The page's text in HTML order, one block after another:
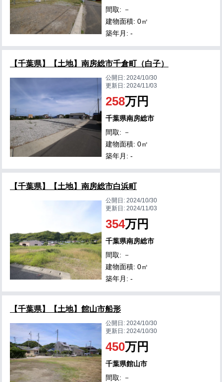
間取: －
建物面積: 0㎡
築年月: -
【千葉県】【土地】南房総市千倉町（白子）
公開日:2024/10/30
更新日:2024/11/03
258万円
千葉県南房総市
間取: －
建物面積: 0㎡
築年月: -
【千葉県】【土地】南房総市白浜町
公開日:2024/10/30
更新日:2024/11/03
354万円
千葉県南房総市
間取: －
建物面積: 0㎡
築年月: -
【千葉県】【土地】館山市船形
公開日:2024/10/30
更新日:2024/10/30
450万円
千葉県館山市
間取: －